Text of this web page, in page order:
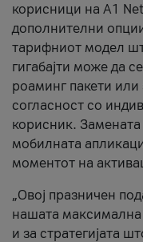
корисници на A1
дополнителни
тарифниот модел
гигабајти може да
роаминг пакети
согласност со
корисник.
мобилната
моментот на
„Овој празничен
нашата максимална
и за стратегијата